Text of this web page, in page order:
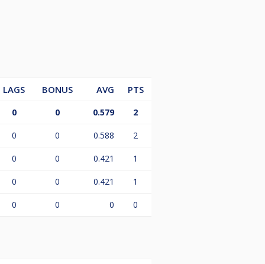
LAGS BONUS AVG
PTS
0 0 0.579 2
0 0 0.588 2
0 0 0.421 1
0 0 0.421 1
0 0 0 0